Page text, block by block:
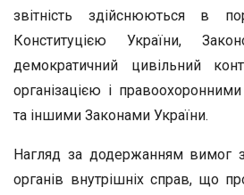
звітність здійснюються в
Конституцією України,
демократичний цивільний
організацією і
та іншими Законами України.
Нагляд за додержанням вимог
органів внутрішніх справ, що